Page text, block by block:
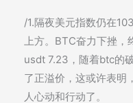
/1.隔夜美元指数仍在
上方。BTC奋力下挫，
usdt 7.23，随着btc的
了正溢价，这或许表明
人心动和行动了。